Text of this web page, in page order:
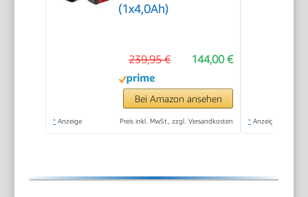
(1x4,0Ah)
144,00 €
239,95 €
Bei Amazon ansehen
* Anzeige Preis inkl. MwSt., zzgl. Versandkosten * Anzeige